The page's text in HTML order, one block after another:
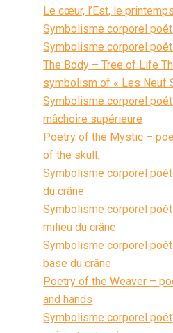
Le cœur, l’Est, le
Symbolisme corporel
Symbolisme corporel
The Body – Tree of Life
symbolism of « Les Neuf
Symbolisme corporel
mâchoire supérieure
Poetry of the Mystic –
of the skull.
Symbolisme corporel
du crâne
Symbolisme corporel
milieu du crâne
Symbolisme corporel
base du crâne
Poetry of the Weaver –
and hands
Symbolisme corporel